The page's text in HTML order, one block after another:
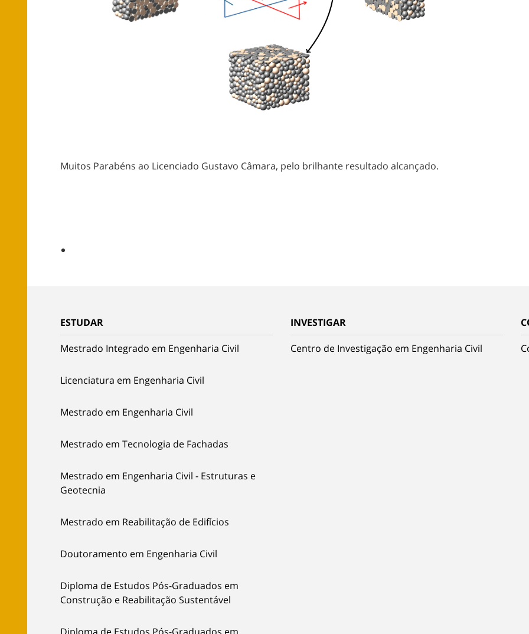
Muitos Parabéns ao Licenciado Gustavo Câmara, pelo brilhante resultado alcançado.
ESTUDAR
Mestrado Integrado em Engenharia Civil
Licenciatura em Engenharia Civil
Mestrado em Engenharia Civil
Mestrado em Tecnologia de Fachadas
Mestrado em Engenharia Civil - Estruturas e
Geotecnia
Mestrado em Reabilitação de Edifícios
Doutoramento em Engenharia Civil
Diploma de Estudos Pós-Graduados em
Construção e Reabilitação Sustentável
INVESTIGAR
Centro de Investigação em Engenharia Civil